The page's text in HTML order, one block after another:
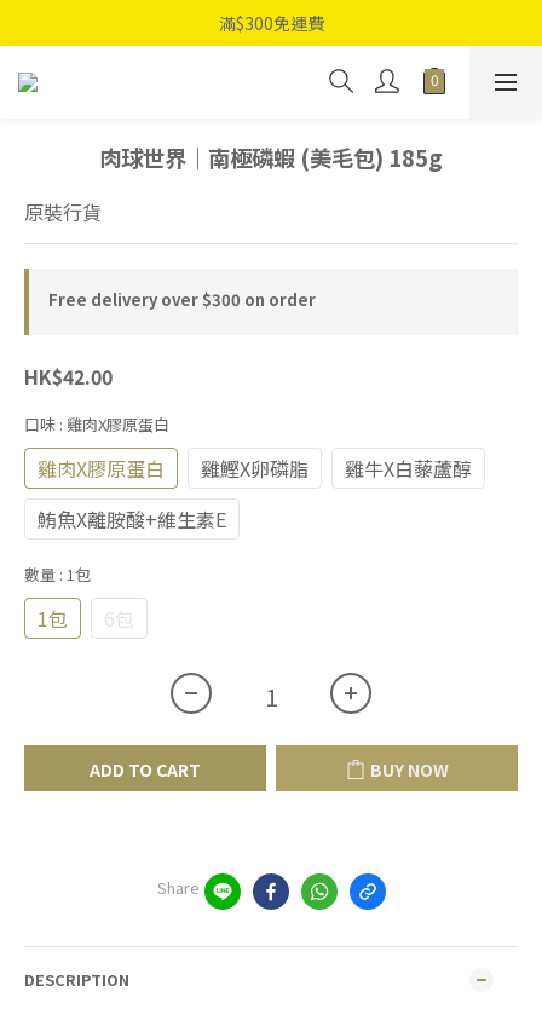
滿$300免運費
肉球世界｜南極磷蝦 (美毛包) 185g
原裝行貨
Free delivery over $300 on order
HK$42.00
口味 : 雞肉X膠原蛋白
雞肉X膠原蛋白 雞鰹X卵磷脂
雞牛X白藜蘆醇
鮪魚X離胺酸+維生素E
數量 : 1包
1包 6包
ADD TO CART BUY NOW
Share
DESCRIPTION